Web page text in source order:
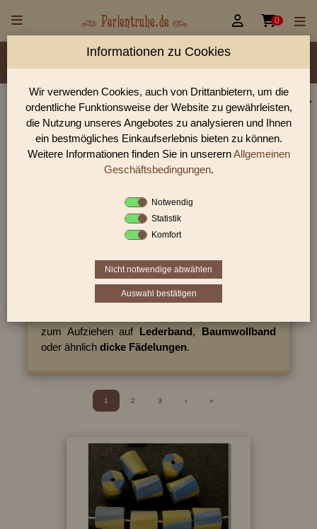
 0
Material/Glassorte Sorte/Form Farbe
Größen
Lochdurchmesser
Perlen Shop für vintage Keramikperlen
In unserem Perlen Shop finden sie zahlreich vintage
Keramikperlen und viele weiter Glasperlen.
Sie befinden sich in folgender Kategorie:
vintage Keramikperlen
, meist hergestellt im19. Jahrhundert
können miteinander oder mit zusätzlichen
Glasperlenbenutzt werden. DiePerlen
zum Aufziehen auf Lederband, Baumwollband
oder ähnlich dicke Fädelungen.
1 2 3 › »
Informationen zu Cookies
Wir verwenden Cookies, auch von Drittanbietern, um die
ordentliche Funktionsweise der Website zu gewährleisten,
die Nutzung unseres Angebotes zu analysieren und Ihnen
ein bestmögliches Einkaufserlebnis bieten zu können.
Weitere Informationen finden Sie in unserernAllgemeinen
Geschäftsbedingungen.
Notwendig
Statistik
Komfort
Nicht notwendige abwählen
Auswahl bestätigen